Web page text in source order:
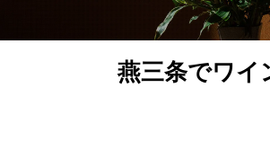
燕三条でワイ